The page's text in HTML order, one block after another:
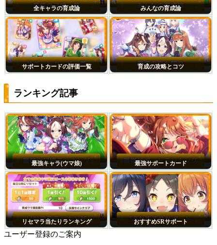
全キャラの育成論 みんなの育成論
サポートカードの評価一覧 育成の攻略とコツ
ランキング記事
最強キャラ(ウマ娘) 最強サポートカード
リセマラ当たりランキング おすすめSRサポート
ユーザー登録のご案内